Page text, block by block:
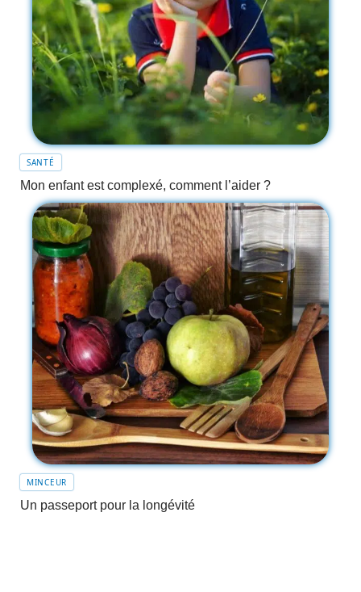
SANTÉ
Mon enfant est complexé, comment l’aider ?
MINCEUR
Un passeport pour la longévité